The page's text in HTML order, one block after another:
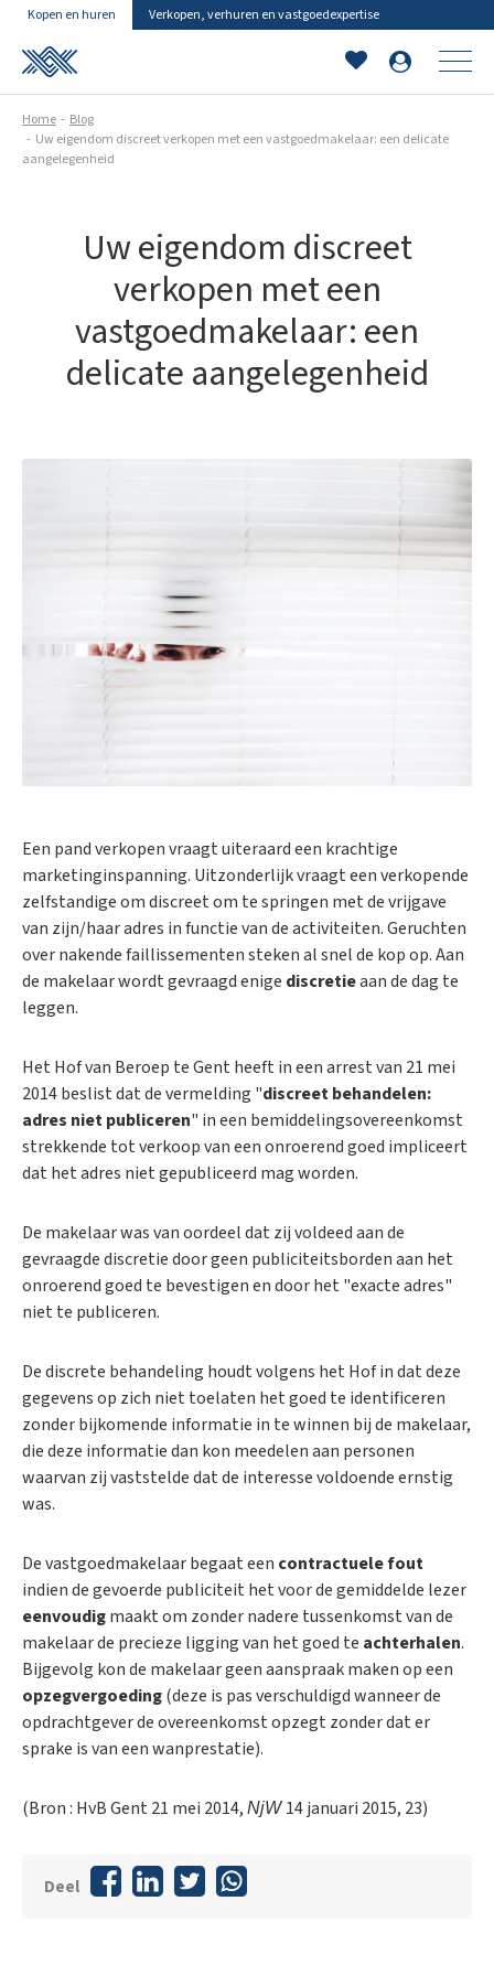
Kopen en huren Verkopen, verhuren en vastgoedexpertise
Home
Blog
Uw eigendom discreet verkopen met een vastgoedmakelaar: een delicate
aangelegenheid
Uw eigendom discreet
verkopen met een
vastgoedmakelaar: een
delicate aangelegenheid
Een pand verkopen vraagt uiteraard een krachtige
marketinginspanning. Uitzonderlijk vraagt een verkopende
zelfstandige om discreet om te springen met de vrijgave
van zijn/haar adres in functie van de activiteiten. Geruchten
over nakende faillissementen steken al snel de kop op. Aan
de makelaar wordt gevraagd enige discretieaan de dag te
leggen.
Het Hof van Beroep te Gent heeft in een arrest van 21 mei
2014 beslist dat de vermelding "discreet behandelen:
adres niet publiceren" in een bemiddelingsovereenkomst
strekkende tot verkoop van een onroerend goed impliceert
dat het adres niet gepubliceerd mag worden.
De makelaar was van oordeel dat zij voldeed aan de
gevraagde discretie door geen publiciteitsborden aan het
onroerend goed te bevestigen en door het "exacte adres"
niet te publiceren.
De discrete behandeling houdt volgens het Hof in dat deze
gegevens op zich niet toelaten het goed te identificeren
zonder bijkomende informatie in te winnen bij de makelaar,
die deze informatie dan kon meedelen aan personen
waarvan zij vaststelde dat de interesse voldoende ernstig
was.
De vastgoedmakelaar begaat een contractuele fout
indien de gevoerde publiciteit het voor de gemiddelde lezer
eenvoudigmaakt om zonder nadere tussenkomst van de
makelaar de precieze ligging van het goed te achterhalen.
Bijgevolg kon de makelaar geen aanspraak maken op een
opzegvergoeding(deze is pas verschuldigd wanneer de
opdrachtgever de overeenkomst opzegt zonder dat er
sprake is van een wanprestatie).
(Bron : HvB Gent 21 mei 2014, NjW 14 januari 2015, 23)
Deel